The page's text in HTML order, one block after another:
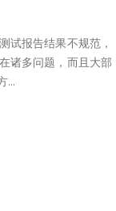
试报告结果不规范，
诸多问题，而且大部
...